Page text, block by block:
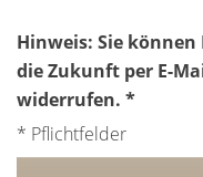
Hinweis: Sie
die Zukunft per E-
widerrufen. *
* Pflichtfelder